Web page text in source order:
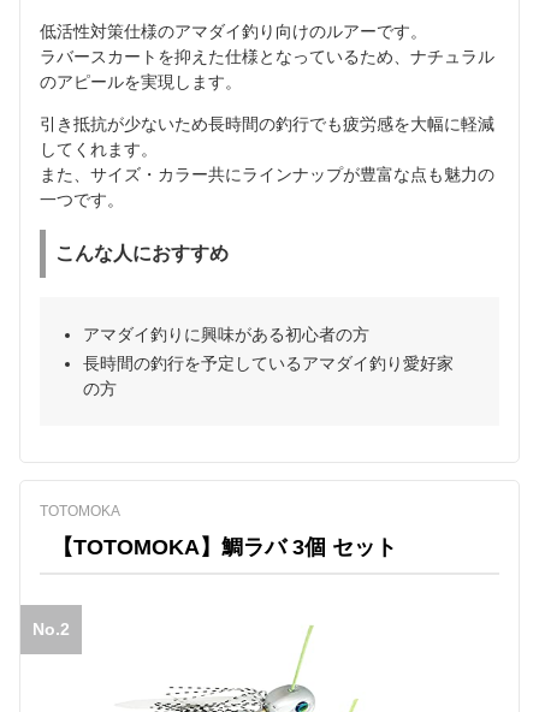
低活性対策仕様のアマダイ釣り向けのルアーです。
ラバースカートを抑えた仕様となっているため、ナチュラル
のアピールを実現します。
引き抵抗が少ないため長時間の釣行でも疲労感を大幅に軽減
してくれます。
また、サイズ・カラー共にラインナップが豊富な点も魅力の
一つです。
こんな人におすすめ
アマダイ釣りに興味がある初心者の方
長時間の釣行を予定しているアマダイ釣り愛好家
の方
TOTOMOKA
【TOTOMOKA】鯛ラバ 3個 セット
No.2